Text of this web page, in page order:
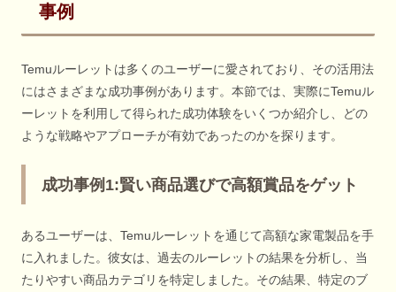
事例
Temuルーレットは多くのユーザーに愛されており、その活用法
にはさまざまな成功事例があります。本節では、実際にTemuル
ーレットを利用して得られた成功体験をいくつか紹介し、どの
ような戦略やアプローチが有効であったのかを探ります。
成功事例1:賢い商品選びで高額賞品をゲット
あるユーザーは、Temuルーレットを通じて高額な家電製品を手
に入れました。彼女は、過去のルーレットの結果を分析し、当
たりやすい商品カテゴリを特定しました。その結果、特定のブ